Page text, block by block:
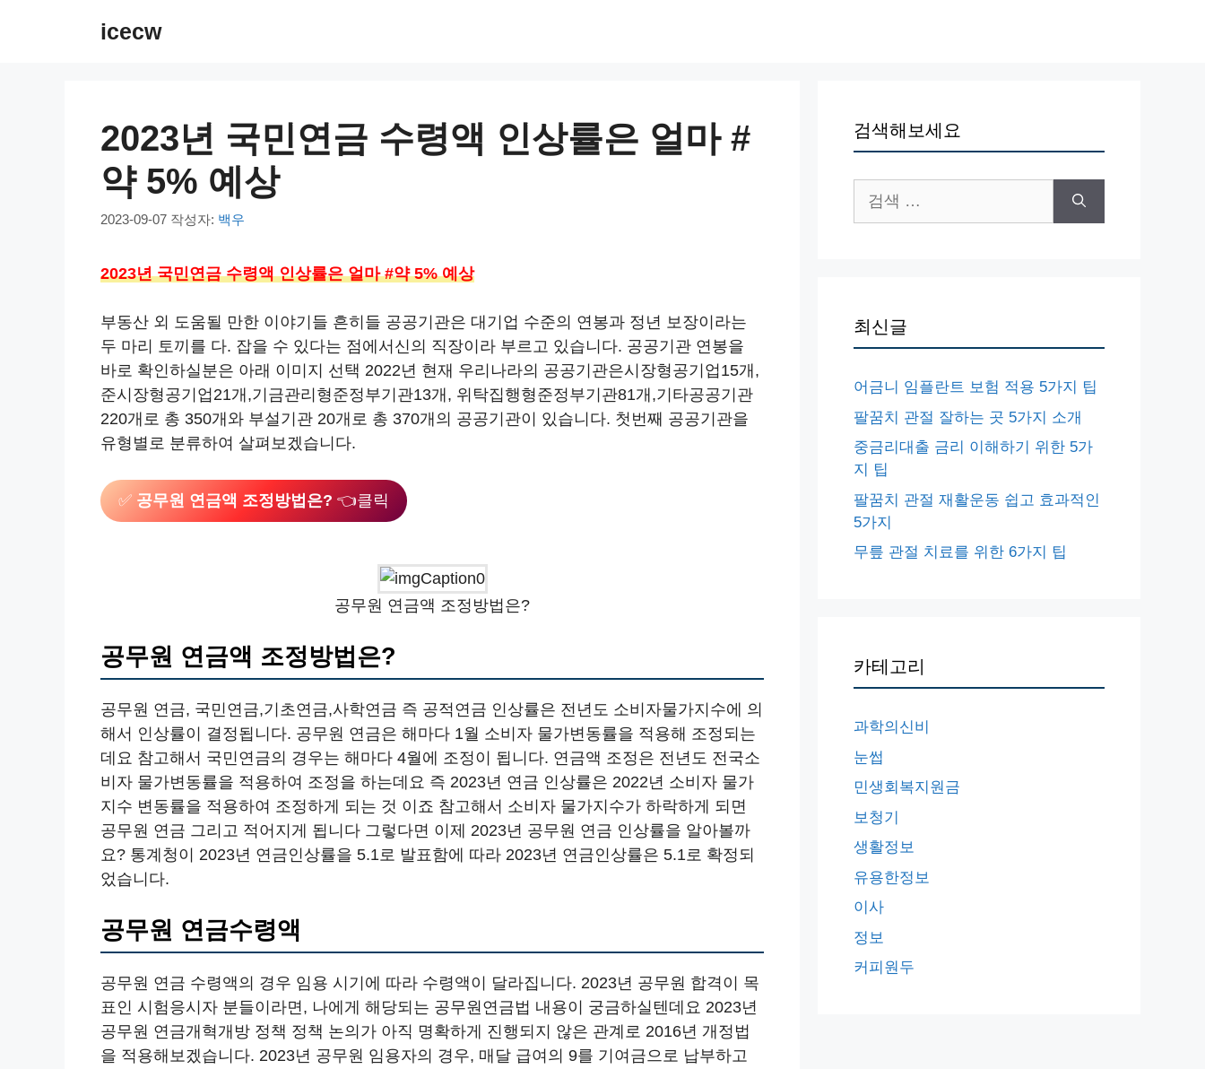
icecw
2023년 국민연금 수령액 인상률은 얼마 #
약 5% 예상
2023-09-07 작성자: 백우
2023년 국민연금 수령액 인상률은 얼마 #약 5% 예상
부동산 외 도움될 만한 이야기들 흔히들 공공기관은 대기업 수준의 연봉과 정년 보장이라는
두 마리 토끼를 다. 잡을 수 있다는 점에서신의 직장이라 부르고 있습니다. 공공기관 연봉을
바로 확인하실분은 아래 이미지 선택 2022년 현재 우리나라의 공공기관은시장형공기업15개,
준시장형공기업21개,기금관리형준정부기관13개, 위탁집행형준정부기관81개,기타공공기관
220개로 총 350개와 부설기관 20개로 총 370개의 공공기관이 있습니다. 첫번째 공공기관을
유형별로 분류하여 살펴보겠습니다.
✅ 공무원 연금액 조정방법은? 👈클릭
공무원 연금액 조정방법은?
공무원 연금액 조정방법은?
공무원 연금, 국민연금,기초연금,사학연금 즉 공적연금 인상률은 전년도 소비자물가지수에 의
해서 인상률이 결정됩니다. 공무원 연금은 해마다 1월 소비자 물가변동률을 적용해 조정되는
데요 참고해서 국민연금의 경우는 해마다 4월에 조정이 됩니다. 연금액 조정은 전년도 전국소
비자 물가변동률을 적용하여 조정을 하는데요 즉 2023년 연금 인상률은 2022년 소비자 물가
지수 변동률을 적용하여 조정하게 되는 것 이죠 참고해서 소비자 물가지수가 하락하게 되면
공무원 연금 그리고 적어지게 됩니다 그렇다면 이제 2023년 공무원 연금 인상률을 알아볼까
요? 통계청이 2023년 연금인상률을 5.1로 발표함에 따라 2023년 연금인상률은 5.1로 확정되
었습니다.
공무원 연금수령액
공무원 연금 수령액의 경우 임용 시기에 따라 수령액이 달라집니다. 2023년 공무원 합격이 목
표인 시험응시자 분들이라면, 나에게 해당되는 공무원연금법 내용이 궁금하실텐데요 2023년
공무원 연금개혁개방 정책 정책 논의가 아직 명확하게 진행되지 않은 관계로 2016년 개정법
을 적용해보겠습니다. 2023년 공무원 임용자의 경우, 매달 급여의 9를 기여금으로 납부하고
검색해보세요
색:
최신글
어금니 임플란트 보험 적용 5가지 팁
팔꿈치 관절 잘하는 곳 5가지 소개
중금리대출 금리 이해하기 위한 5가
지 팁
팔꿈치 관절 재활운동 쉽고 효과적인
5가지
무릎 관절 치료를 위한 6가지 팁
카테고리
과학의신비
눈썹
민생회복지원금
보청기
생활정보
유용한정보
이사
정보
커피원두